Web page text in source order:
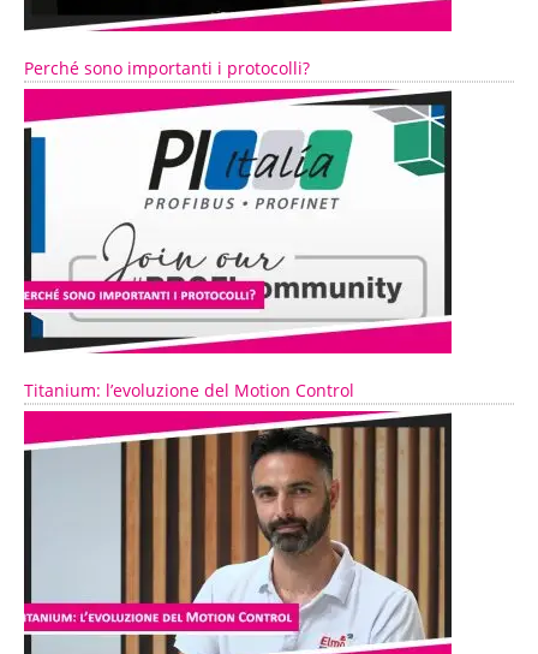
Perché sono importanti i protocolli?
Titanium: l’evoluzione del Motion Control